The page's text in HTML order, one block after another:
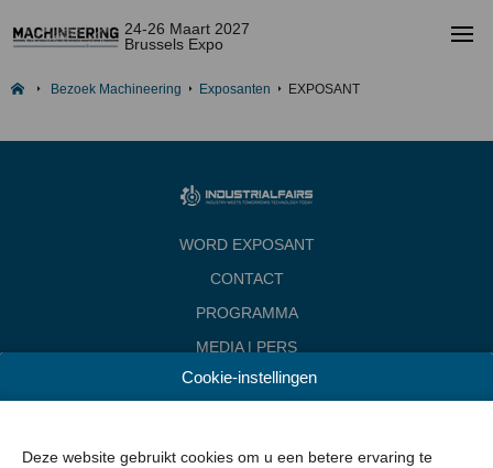
24-26 Maart 2027
Brussels Expo
Bezoek Machineering Exposanten EXPOSANT
WORD EXPOSANT
CONTACT
PROGRAMMA
MEDIA | PERS
INDUSTRIALFAIRS
Woensdag 24 maart 2027 van 10.00 - 18.00
Cookie-instellingen
Deze website gebruikt cookies om u een betere ervaring te